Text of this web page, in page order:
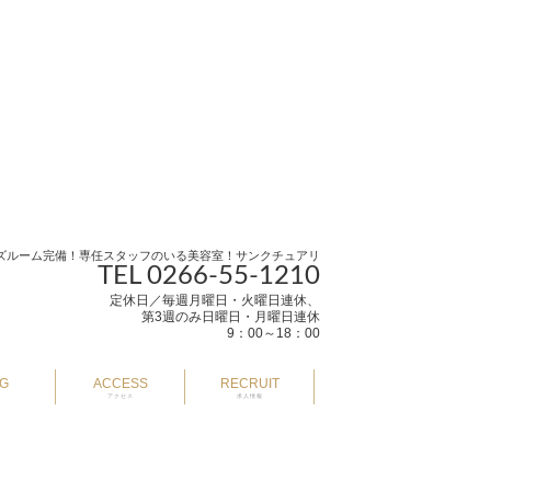
ルーム完備！専任スタッフのいる美容室！サンクチュアリ
TEL 0266-55-1210
定休日／毎週月曜日・火曜日連休、
第3週のみ日曜日・月曜日連休
9：00～18：00
ACCESS
アクセス
RECRUIT
求人情報